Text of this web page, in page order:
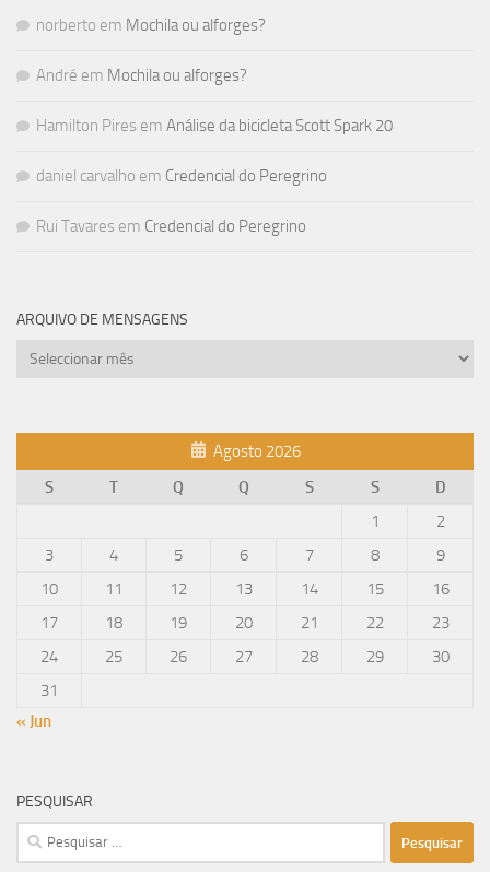
norberto em Mochila ou alforges?
André em Mochila ou alforges?
Hamilton Pires em Análise da bicicleta Scott Spark 20
daniel carvalho em Credencial do Peregrino
Rui Tavares em Credencial do Peregrino
ARQUIVO DE MENSAGENS
Arquivo
Agosto 2026
S
T Q Q S S
D
1
2
3
4 5 6 7 8
9
10
11 12 13 14 15
16
17
18 19 20 21 22
23
24
25 26 27 28 29
30
31
« Jun
PESQUISAR
Pesquisar
por: